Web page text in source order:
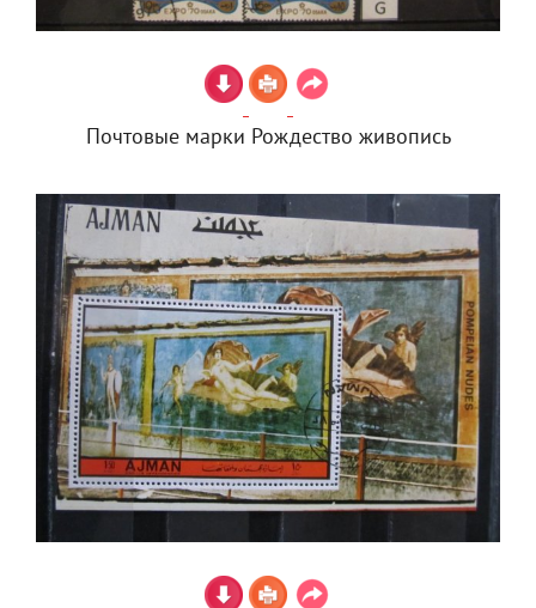
Почтовые марки Рождество живопись